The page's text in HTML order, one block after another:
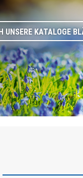
UNSERE KATALOGE